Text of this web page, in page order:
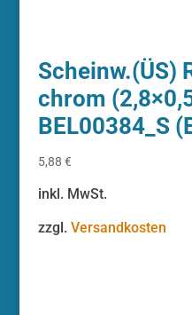
Scheinw.(ÜS)
chrom
BEL00384_S
5,88 €
inkl. MwSt.
zzgl. Versandkosten